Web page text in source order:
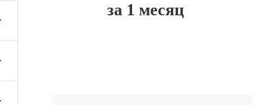
за 1 месяц